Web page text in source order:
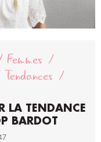
Femmes
Tendances
LA TENDANCE
BARDOT